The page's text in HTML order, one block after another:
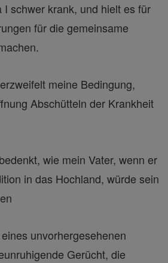
I schwer krank, und hielt es für
für die gemeinsame
meine Bedingung,
Abschütteln der Krankheit
wie mein Vater, wenn er
in das Hochland, würde sein
unvorhergesehenen
Gerücht, die